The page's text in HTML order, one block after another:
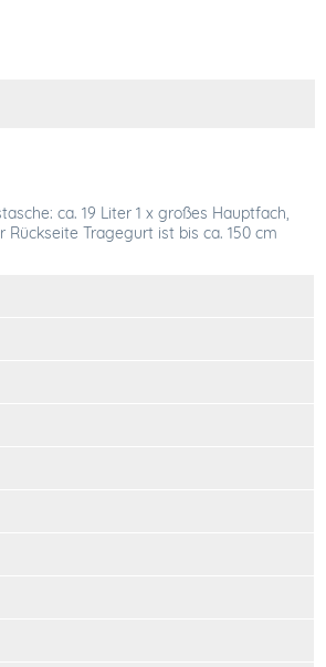
ca. 19 Liter 1 x großes Hauptfach,
Tragegurt ist bis ca. 150 cm